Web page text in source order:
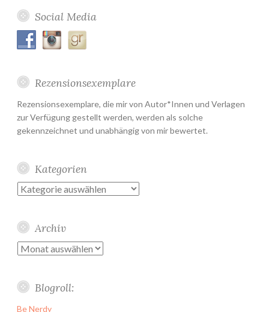
Social Media
Rezensionsexemplare
Rezensionsexemplare, die mir von Autor*Innen und Verlagen
zur Verfügung gestellt werden, werden als solche
gekennzeichnet und unabhängig von mir bewertet.
Kategorien
Kategorien
Archiv
Archiv
Blogroll:
Be Nerdy